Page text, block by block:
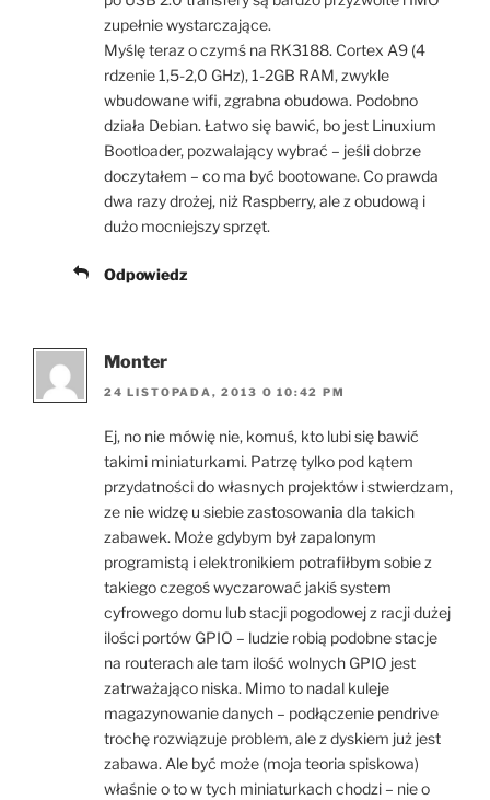
zupełnie wystarczające.
Myślę teraz o czymś na RK3188. Cortex A9 (4
rdzenie 1,5-2,0 GHz), 1-2GB RAM, zwykle
wbudowane wifi, zgrabna obudowa. Podobno
działa Debian. Łatwo się bawić, bo jest Linuxium
Bootloader, pozwalający wybrać – jeśli dobrze
doczytałem – co ma być bootowane. Co prawda
dwa razy drożej, niż Raspberry, ale z obudową i
dużo mocniejszy sprzęt.
Odpowiedz
Monter
24 LISTOPADA, 2013 O 10:42 PM
Ej, no nie mówię nie, komuś, kto lubi się bawić
takimi miniaturkami. Patrzę tylko pod kątem
przydatności do własnych projektów i stwierdzam,
ze nie widzę u siebie zastosowania dla takich
zabawek. Może gdybym był zapalonym
programistą i elektronikiem potrafiłbym sobie z
takiego czegoś wyczarować jakiś system
cyfrowego domu lub stacji pogodowej z racji dużej
ilości portów GPIO – ludzie robią podobne stacje
na routerach ale tam ilość wolnych GPIO jest
zatrważająco niska. Mimo to nadal kuleje
magazynowanie danych – podłączenie pendrive
trochę rozwiązuje problem, ale z dyskiem już jest
zabawa. Ale być może (moja teoria spiskowa)
właśnie o to w tych miniaturkach chodzi – nie o